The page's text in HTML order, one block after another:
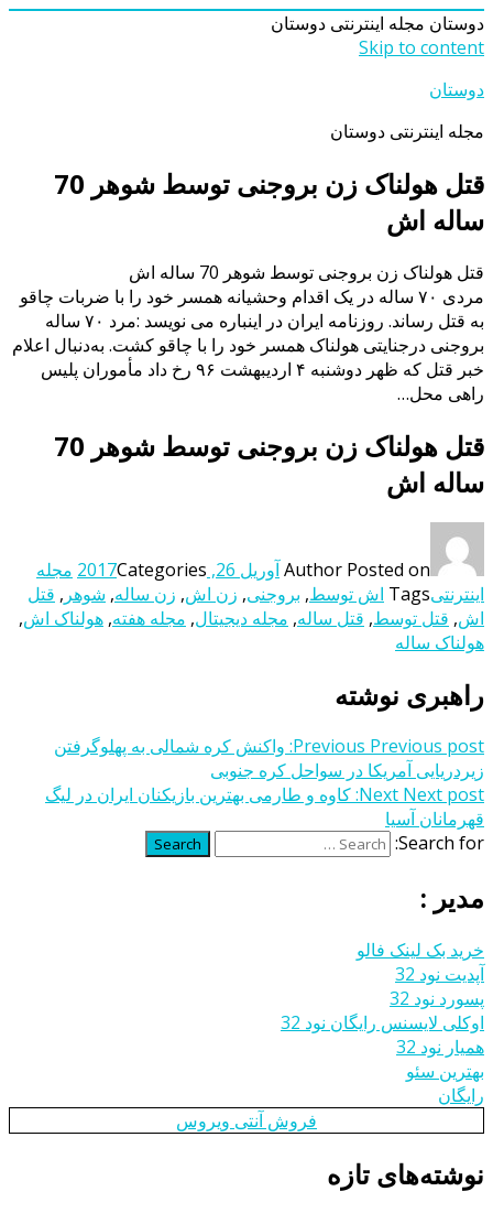
دوستان مجله اینترنتی دوستان
Skip to content
دوستان
مجله اینترنتی دوستان
قتل هولناک زن بروجنی توسط شوهر 70
ساله اش
قتل هولناک زن بروجنی توسط شوهر 70 ساله اش
مردی ۷۰ ساله در یک اقدام وحشیانه همسر خود را با ضربات چاقو
به قتل رساند. روزنامه ایران در اینباره می نویسد :مرد ۷۰ ساله
بروجنی درجنایتی هولناک همسر خود را با چاقو کشت. به‌دنبال اعلام
خبر قتل که ظهر دوشنبه ۴ اردیبهشت ۹۶ رخ داد مأموران پلیس
راهی محل…
قتل هولناک زن بروجنی توسط شوهر 70
ساله اش
Author Posted on آوریل 26, 2017 Categories
مجله
اینترنتیTags اش توسط, بروجنی, زن اش, زن ساله, شوهر , قتل
اش, قتل توسط, قتل ساله, مجله دیجیتال, مجله هفته, هولناک اش,
هولناک ساله
راهبری نوشته
Previous Previous post:
واکنش کره شمالی به پهلوگرفتن
زیردریایی آمریکا در سواحل کره جنوبی
Next Next post:
کاوه و طارمی بهترین بازیکنان ایران در لیگ
قهرمانان آسیا
Search for:
Search
مدیر :
خرید بک لینک فالو
آپدیت نود 32
پسورد نود 32
اوکلی لایسنس رایگان نود 32
همیار نود 32
بهترین سئو
رایگان
فروش آنتی ویروس
نوشته‌های تازه